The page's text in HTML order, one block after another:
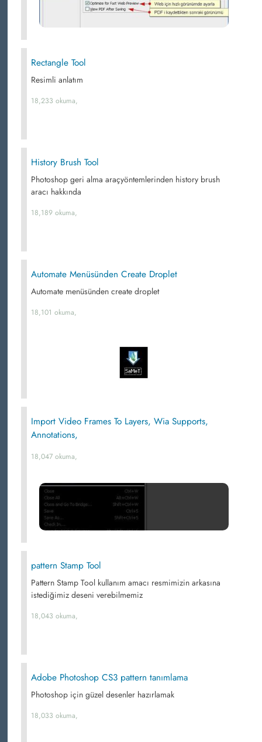
Rectangle Tool
Resimli anlatım
18,233 okuma,
History Brush Tool
Photoshop geri alma araçyöntemlerinden history brush
aracı hakkında
18,189 okuma,
Automate Menüsünden Create Droplet
Automate menüsünden create droplet
18,101 okuma,
Import Video Frames To Layers, Wia Supports,
Annotations,
18,047 okuma,
pattern Stamp Tool
Pattern Stamp Tool kullanım amacı resmimizin arkasına
istediğimiz deseni verebilmemiz
18,043 okuma,
Adobe Photoshop CS3 pattern tanımlama
Photoshop için güzel desenler hazırlamak
18,033 okuma,